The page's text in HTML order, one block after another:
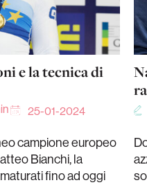
e la tecnica di
25-01-2024
campione europeo
Bianchi, la
fino ad oggi